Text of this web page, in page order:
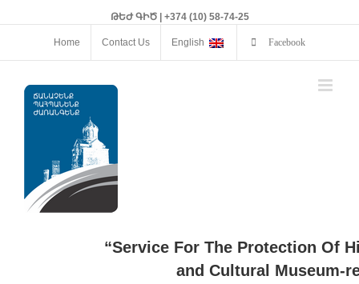
ԹԵԺ ԳԻԾ | +374 (10) 58-74-25
Home Contact Us English Facebook
“Service For The Protection Of
and Cultural Museum-